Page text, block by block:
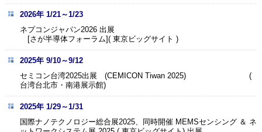
2026年 1/21～1/23
ネプコンジャパン2026 出展
[さが半導体フォーラム]( 東京ビッグサイト )
2025年 9/10～9/12
セミコン台湾2025出展 (CEMICON Tiwan 2025) (
台湾台北市・南港展示館)
2025年 1/29～1/31
国際ナノテクノロジー総合展2025、同時開催 MEMSセンシング ＆ ネ